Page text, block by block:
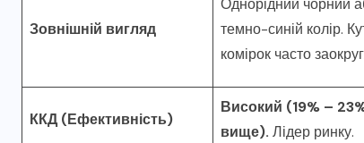
Зовнішній вигляд
Однорідний чорний
темно-синій колір.
комірок часто
ККД (Ефективність)
Високий (19% –
вище). Лідер ринку.